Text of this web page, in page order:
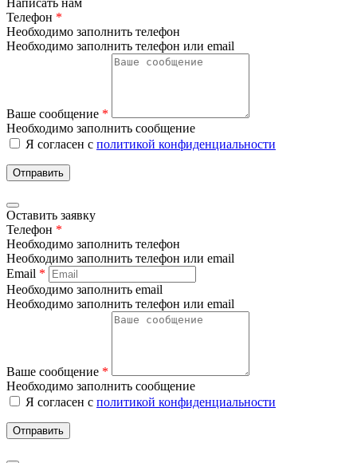
Написать нам
Телефон *
Необходимо заполнить телефон
Необходимо заполнить телефон или email
Ваше сообщение *
Необходимо заполнить сообщение
Я согласен с политикой конфиденциальности
Отправить
Оставить заявку
Телефон *
Необходимо заполнить телефон
Необходимо заполнить телефон или email
Email *
Необходимо заполнить email
Необходимо заполнить телефон или email
Ваше сообщение *
Необходимо заполнить сообщение
Я согласен с политикой конфиденциальности
Отправить